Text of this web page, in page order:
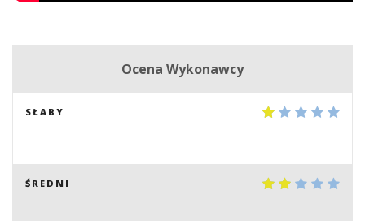
Ocena Wykonawcy
SŁABY
ŚREDNI